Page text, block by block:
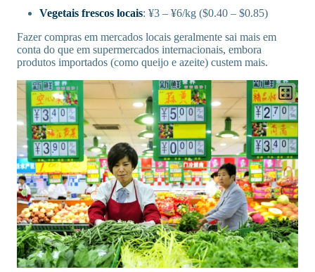
Vegetais frescos locais: ¥3 – ¥6/kg ($0.40 – $0.85)
Fazer compras em mercados locais geralmente sai mais em
conta do que em supermercados internacionais, embora
produtos importados (como queijo e azeite) custem mais.